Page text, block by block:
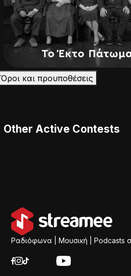
Όροι και προυποθέσεις
Other Active Contests
Ραδιόφωνα | Μουσική | Podcasts